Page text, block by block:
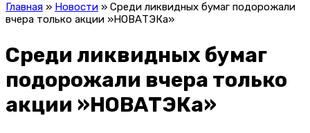
Главная » Новости » Среди ликвидных бумаг подорожали
вчера только акции »НОВАТЭКа»
Среди ликвидных бумаг
подорожали вчера только
акции »НОВАТЭКа»